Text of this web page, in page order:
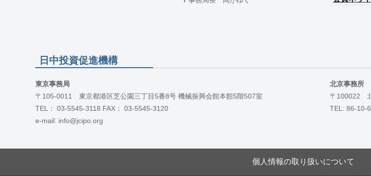
日中投資促進機構
東京事務局
〒105-0011 東京都港区芝公園三丁目5番8号 機械振興会館本館5階507室
TEL： 03-5545-3118 FAX： 03-5545-3120
e-mail: info@jcipo.org
北京事務所
〒100022
TEL: 86-10-
個人情報の取り扱いについて